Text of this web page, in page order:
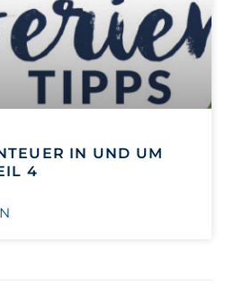
IN UND UM
4